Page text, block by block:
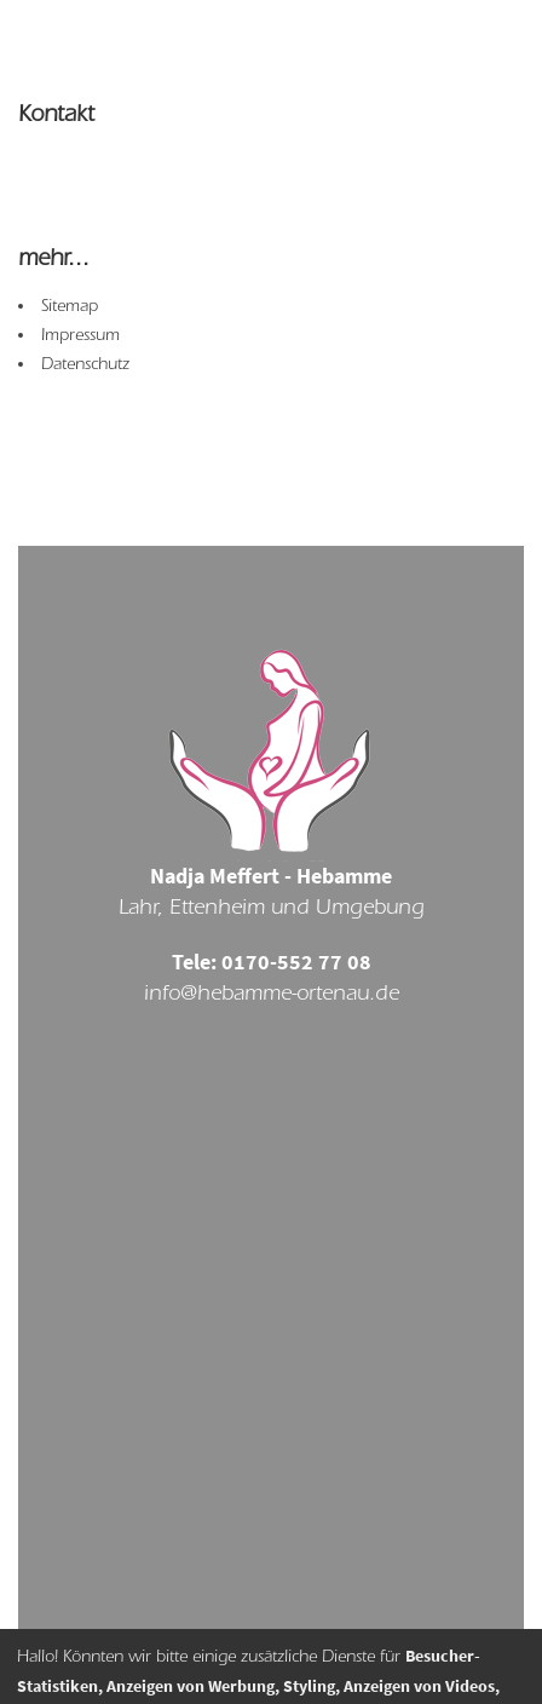
Kontakt
mehr...
Sitemap
Impressum
Datenschutz
Nadja Meffert - Hebamme
Lahr, Ettenheim und Umgebung
Tele: 0170-552 77 08
info@hebamme-ortenau.de
Hallo! Könnten wir bitte einige zusätzliche Dienste für Besucher-
Statistiken, Anzeigen von Werbung, Styling, Anzeigen von Videos,